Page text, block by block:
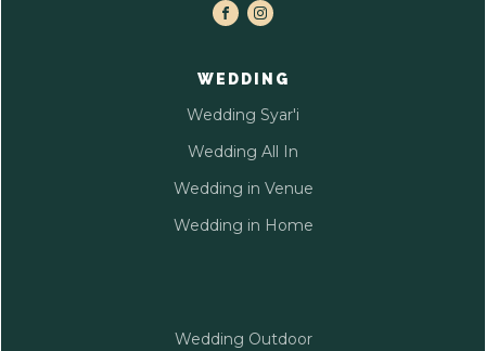
WEDDING
Wedding Syar'i
Wedding All In
Wedding in Venue
Wedding in Home
Wedding Outdoor